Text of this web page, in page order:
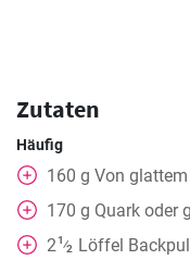
Zutaten
Häufig
160 g Von
170 g Quark oder
21⁄2 Löffel